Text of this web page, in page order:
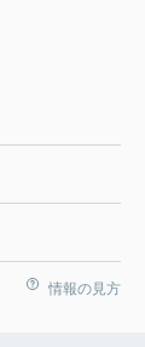
情報の見方